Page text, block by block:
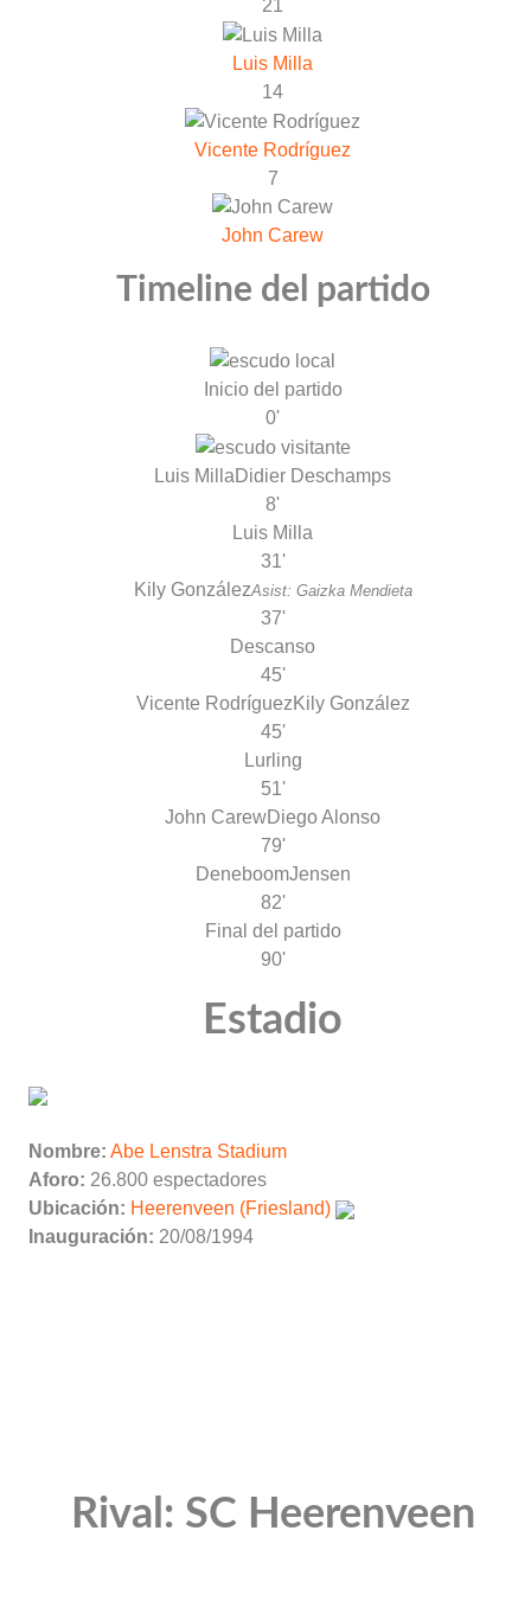
21
Luis Milla
14
Vicente Rodríguez
7
John Carew
Timeline del partido
Inicio del partido
0'
Luis Milla Didier Deschamps
8'
Luis Milla
31'
Kily GonzálezAsist: Gaizka Mendieta
37'
Descanso
45'
Vicente Rodríguez Kily González
45'
Lurling
51'
John CarewDiego Alonso
79'
DeneboomJensen
82'
Final del partido
90'
Estadio
Nombre: Abe Lenstra Stadium
Aforo: 26.800 espectadores
Ubicación: Heerenveen (Friesland)
Inauguración: 20/08/1994
Rival: SC Heerenveen